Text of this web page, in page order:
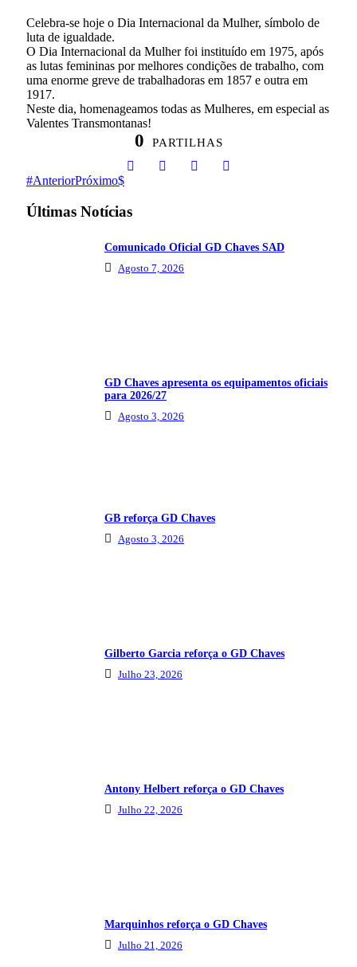
Celebra-se hoje o Dia Internacional da Mulher, símbolo de
luta de igualdade.
O Dia Internacional da Mulher foi instituído em 1975, após
as lutas femininas por melhores condições de trabalho, com
uma enorme greve de trabalhadoras em 1857 e outra em
1917.
Neste dia, homenageamos todas as Mulheres, em especial as
Valentes Transmontanas!
0 PARTILHAS
AnteriorPróximo
Últimas Notícias
Comunicado Oficial GD Chaves SAD
Agosto 7, 2026
GD Chaves apresenta os equipamentos oficiais
para 2026/27
Agosto 3, 2026
GB reforça GD Chaves
Agosto 3, 2026
Gilberto Garcia reforça o GD Chaves
Julho 23, 2026
Antony Helbert reforça o GD Chaves
Julho 22, 2026
Marquinhos reforça o GD Chaves
Julho 21, 2026